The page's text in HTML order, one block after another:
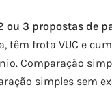
ou 3 propostas de
têm frota VUC e
Comparação
simples sem